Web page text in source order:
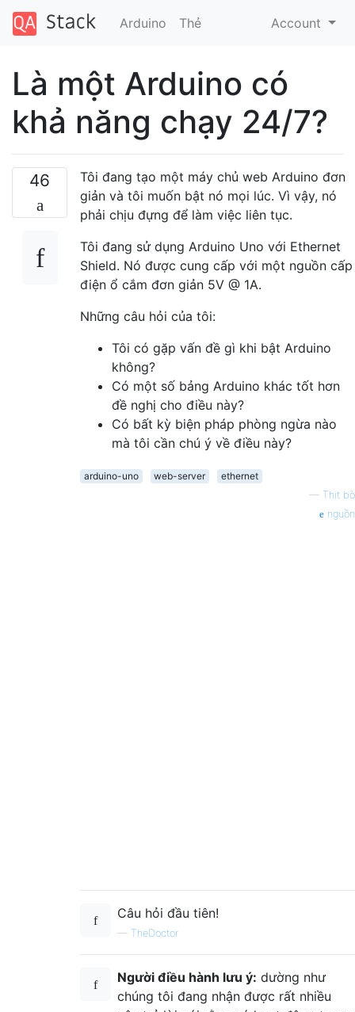
Arduino Thẻ Account
Là một Arduino có
khả năng chạy 24/7?
46
Tôi đang tạo một máy chủ web Arduino đơn
giản và tôi muốn bật nó mọi lúc. Vì vậy, nó
phải chịu đựng để làm việc liên tục.
Tôi đang sử dụng Arduino Uno với Ethernet
Shield. Nó được cung cấp với một nguồn cấp
điện ổ cắm đơn giản 5V @ 1A.
Những câu hỏi của tôi:
Tôi có gặp vấn đề gì khi bật Arduino
không?
Có một số bảng Arduino khác tốt hơn
đề nghị cho điều này?
Có bất kỳ biện pháp phòng ngừa nào
mà tôi cần chú ý về điều này?
arduino-uno web-server
ethernet
— Thịt bò
nguồn
Câu hỏi đầu tiên!
— TheDoctor
Người điều hành lưu ý: dường như
chúng tôi đang nhận được rất nhiều